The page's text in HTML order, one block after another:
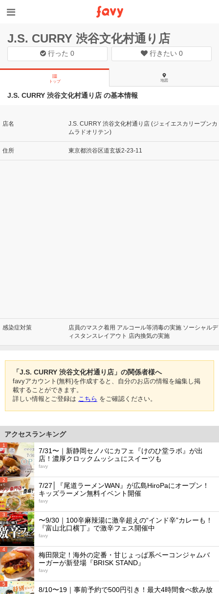
J.S. CURRY 渋谷文化村通り店
行った0 行きたい 0
トップ 地図
J.S. CURRY 渋谷文化村通り店 の基本情報
店名
J.S. CURRY 渋谷文化村通り店 (ジェイエスカリーブンカ
ムラドオリテン)
住所 東京都渋谷区道玄坂2-23-11
感染症対策
店員のマスク着用 アルコール等消毒の実施 ソーシャルデ
ィスタンスレイアウト 店内換気の実施
「J.S. CURRY 渋谷文化村通り店」の関係者様へ
favyアカウント(無料)を作成すると、自分のお店の情報を編集し掲
載することができます。
詳しい情報とご登録は こちら をご確認ください。
アクセスランキング
1
7/31〜｜新静岡セノバにカフェ『けのひ堂ラボ』が出
店！濃厚クロックムッシュにスイーツも
favy
2
7/27│『尾道ラーメンWAN』が広島HiroPaにオープン！
キッズラーメン無料イベント開催
favy
3
〜9/30｜100辛麻辣湯に激辛超えの“インド辛”カレーも！
『富山北口横丁』で激辛フェス開催中
favy
4
梅田限定！海外の定番・甘じょっぱ系ベーコンジャムバ
ーガーが新登場『BRISK STAND』
favy
5
8/10〜19｜事前予約で500円引き！最大4時間食べ飲み放